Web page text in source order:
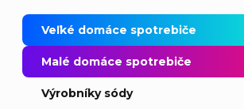
č
n
Veľké domáce spotrebiče
Malé domáce spotrebiče
Výrobníky sódy